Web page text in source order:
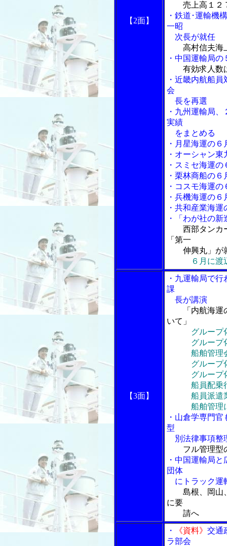
【2面】
売上高１２
・鉄道･運輸機
一昭
次長が就任
高村信夫海上
・中国運輸局
有効求人数
・近畿内航船
会
長を再選
・九州運輸局
実績
をまとめる
・月星海運の
・オーシャン
・スミセ海運
・栗林商船の
・コスモ海運
・兵機海運の
・共和産業海
・「わが社の新
西部タン
「第一
伸興丸」が
６月に渡
【3面】
・九運輸局で
課
長が講演
「内航海
いて」
グループ
グループ化
船舶管理会
グループ化
グループ化
船員配乗行
船員派遣業
船舶管理に
・山倉学専門
型
別法律事項整
フル管理型の
・中国運輸局
団体
にトラック運
島根、岡山
に要
請へ
・ 《資料》 交通
ラ部会